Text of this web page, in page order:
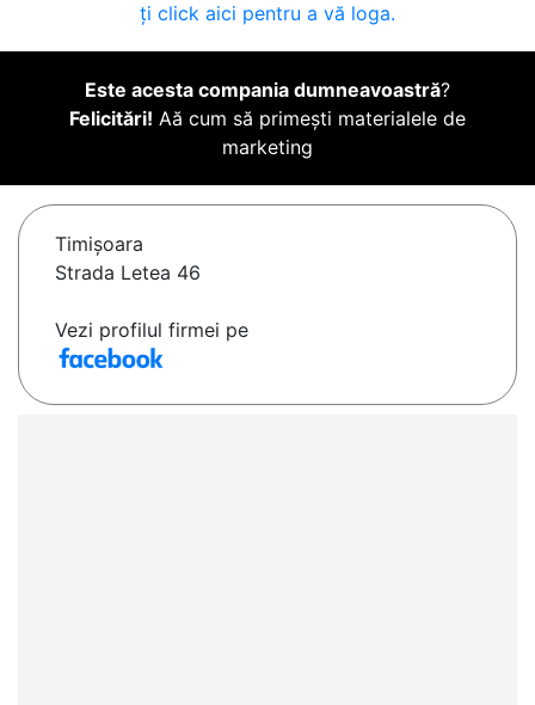
ți click aici pentru a vă loga.
Este acesta compania dumneavoastră?
Felicitări! Aă cum să primești materialele de
marketing
Timişoara
Strada Letea 46
Vezi profilul firmei pe